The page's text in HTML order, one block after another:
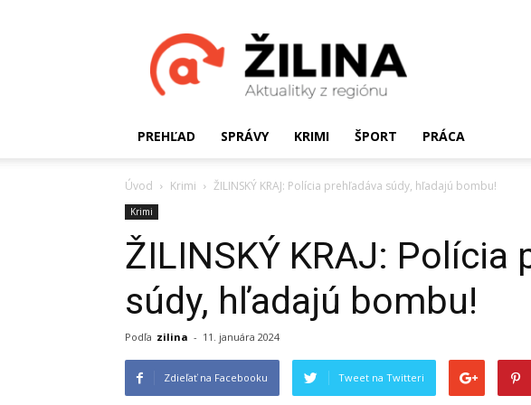
Žilinské
Aktualitky
PREHĽAD SPRÁVY KRIMI ŠPORT PRÁCA
Úvod Krimi ŽILINSKÝ KRAJ: Polícia prehľadáva súdy, hľadajú bombu!
Krimi
ŽILINSKÝ KRAJ: Polícia
súdy, hľadajú bombu!
Podľa zilina - 11. januára 2024
Zdieľať na Facebooku Tweet na Twitteri